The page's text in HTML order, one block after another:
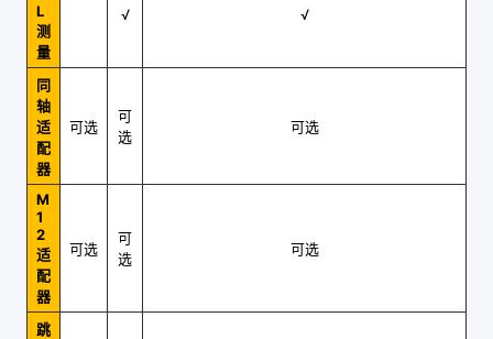
L
测
量
√ √
同
轴
适
配
器
可选
可
选
可选
M
1
2
适
配
器
可选
可
选
可选
跳